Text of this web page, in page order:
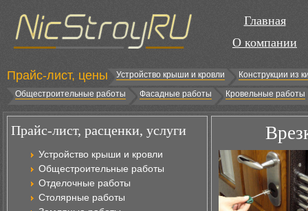
Главная
О компании
Прайс-лист, цены Устройство крыши и кровли
Конструкции из
Общестроительные работы
Фасадные работы Кровельные работы
Прайс-лист, расценки, услуги
Устройство крыши и кровли
Общестроительные работы
Отделочные работы
Столярные работы